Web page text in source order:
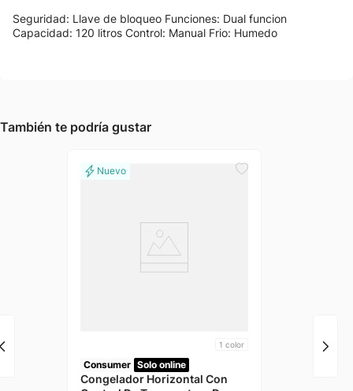
Seguridad: Llave de bloqueo Funciones: Dual funcion
Capacidad: 120 litros Control: Manual Frio: Humedo
También te podría gustar
1 color
Consumer Solo online
Congelador Horizontal Con